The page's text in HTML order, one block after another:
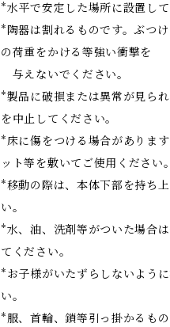
*水平で安定した場所に設置して
*陶器は割れるものです。ぶつ
の荷重をかける等強い衝撃を
与えないでください。
*製品に破損または異常が見ら
を中止してください。
*床に傷をつける場合がありま
ット等を敷いてご使用ください。
*移動の際は、本体下部を持ち
い。
*水、油、洗剤等がついた場合
てください。
*お子様がいたずらしないよう
い。
*服、首輪、鎖等引っ掛かるも